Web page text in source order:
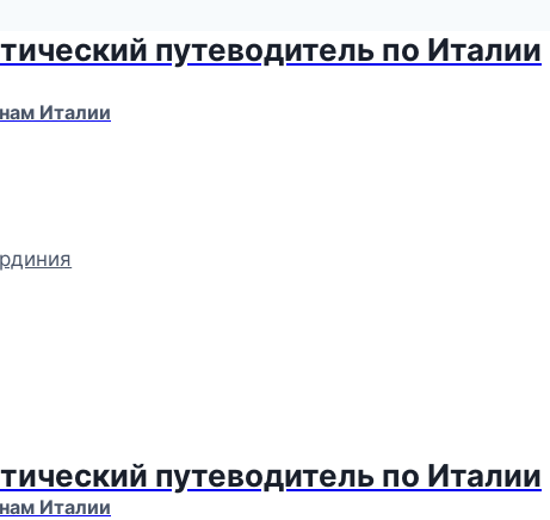
путеводитель по Италии
Италии
путеводитель по Италии
Италии